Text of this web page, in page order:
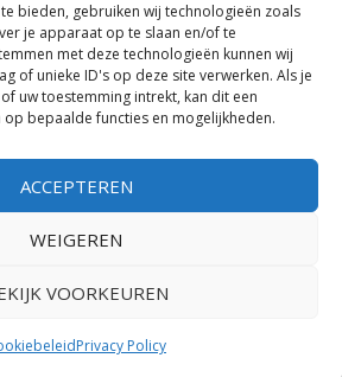
bieden, gebruiken wij technologieën zoals
je apparaat op te slaan en/of te
met deze technologieën kunnen wij
of unieke ID's op deze site verwerken. Als je
uw toestemming intrekt, kan dit een
bepaalde functies en mogelijkheden.
ACCEPTEREN
WEIGEREN
VOORKEUREN
Privacy Policy
Themes| Mogelijk gemaakt door